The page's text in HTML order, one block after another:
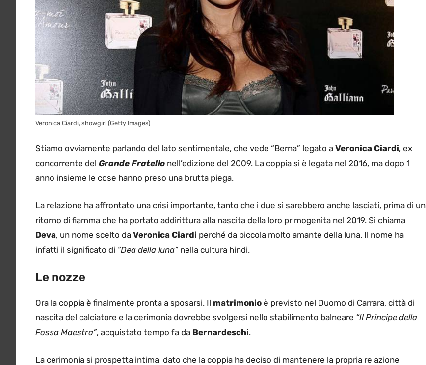
Veronica Ciardi, showgirl (Getty Images)
Stiamo ovviamente parlando del lato sentimentale, che vede “Berna” legato a Veronica Ciardi, ex
concorrente del Grande Fratello nell’edizione del 2009. La coppia si è legata nel 2016, ma dopo 1
anno insieme le cose hanno preso una brutta piega.
La relazione ha affrontato una crisi importante, tanto che i due si sarebbero anche lasciati, prima di un
ritorno di fiamma che ha portato addirittura alla nascita della loro primogenita nel 2019. Si chiama
Deva, un nome scelto da Veronica Ciardi perché da piccola molto amante della luna. Il nome ha
infatti il significato di “Dea della luna”nella cultura hindi.
Le nozze
Ora la coppia è finalmente pronta a sposarsi. Il matrimonio è previsto nel Duomo di Carrara, città di
nascita del calciatore e la cerimonia dovrebbe svolgersi nello stabilimento balneare “Il Principe della
Fossa Maestra”, acquistato tempo fa da Bernardeschi.
La cerimonia si prospetta intima, dato che la coppia ha deciso di mantenere la propria relazione